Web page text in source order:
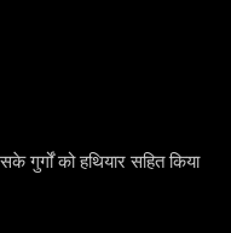
गुर्गों को हथियार सहित किया